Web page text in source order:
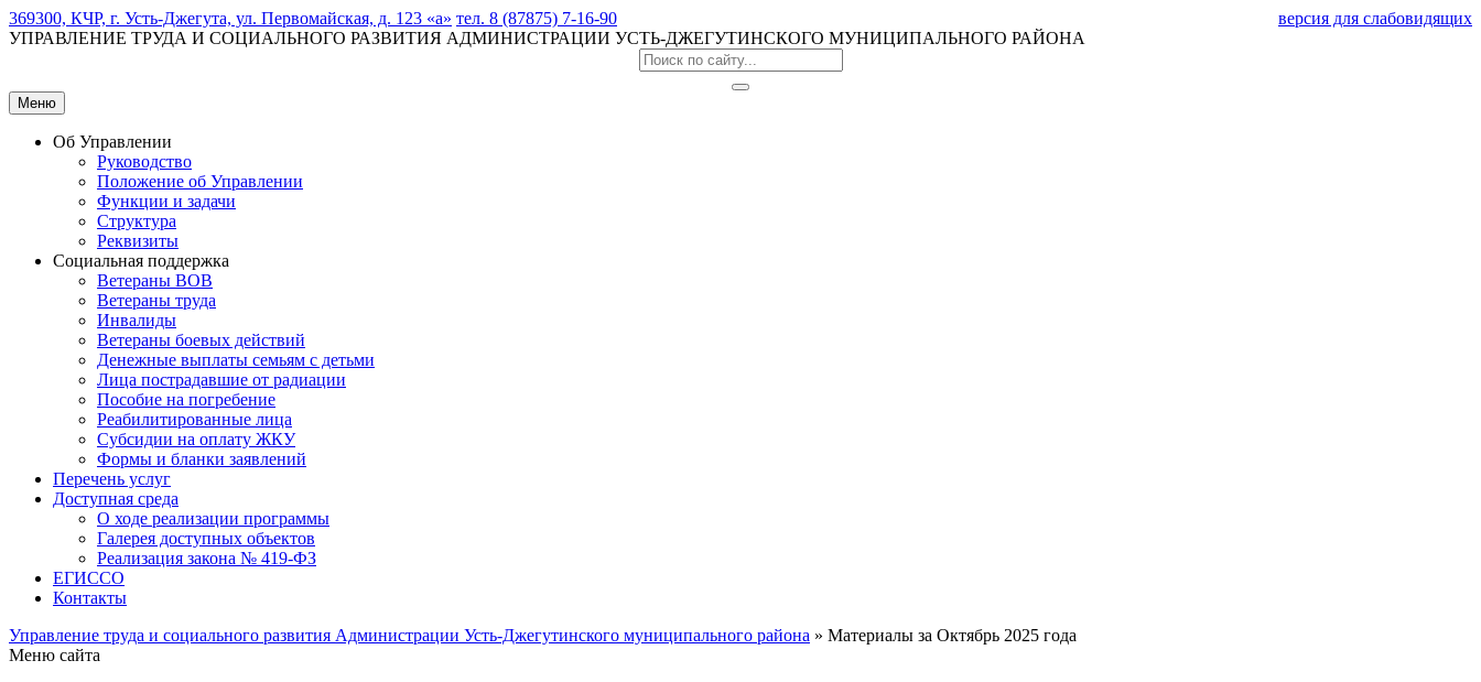
369300, КЧР, г. Усть-Джегута, ул. Первомайская, д. 123 «а» тел. 8 (87875) 7-16-90
версия для слабовидящих
УПРАВЛЕНИЕ ТРУДА И СОЦИАЛЬНОГО РАЗВИТИЯ АДМИНИСТРАЦИИ УСТЬ-ДЖЕГУТИНСКОГО МУНИЦИПАЛЬНОГО РАЙОНА
Меню
Об Управлении
Руководство
Положение об Управлении
Функции и задачи
Структура
Реквизиты
Социальная поддержка
Ветераны ВОВ
Ветераны труда
Инвалиды
Ветераны боевых действий
Денежные выплаты семьям с детьми
Лица пострадавшие от радиации
Пособие на погребение
Реабилитированные лица
Субсидии на оплату ЖКУ
Формы и бланки заявлений
Перечень услуг
Доступная среда
О ходе реализации программы
Галерея доступных объектов
Реализация закона № 419-ФЗ
ЕГИСCО
Контакты
Управление труда и социального развития Администрации Усть-Джегутинского муниципального района » Материалы за Октябрь 2025 года
Меню сайта